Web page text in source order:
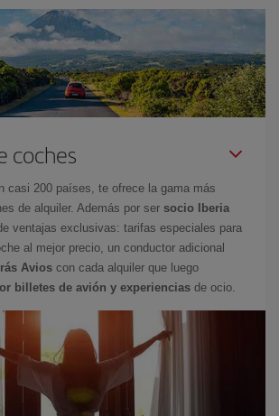
coches
casi 200 países, te ofrece la gama más
de alquiler. Además por ser socio Iberia
ventajas exclusivas: tarifas especiales para
al mejor precio, un conductor adicional
Avios con cada alquiler que luego
billetes de avión y experiencias de ocio.